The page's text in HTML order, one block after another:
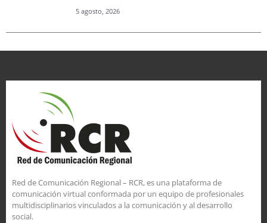
5 agosto, 2026
Red de Comunicación Regional – RCR, es una plataforma de
comunicación virtual conformada por un equipo de profesionales
multidisciplinarios vinculados a la comunicación y al desarrollo
social.